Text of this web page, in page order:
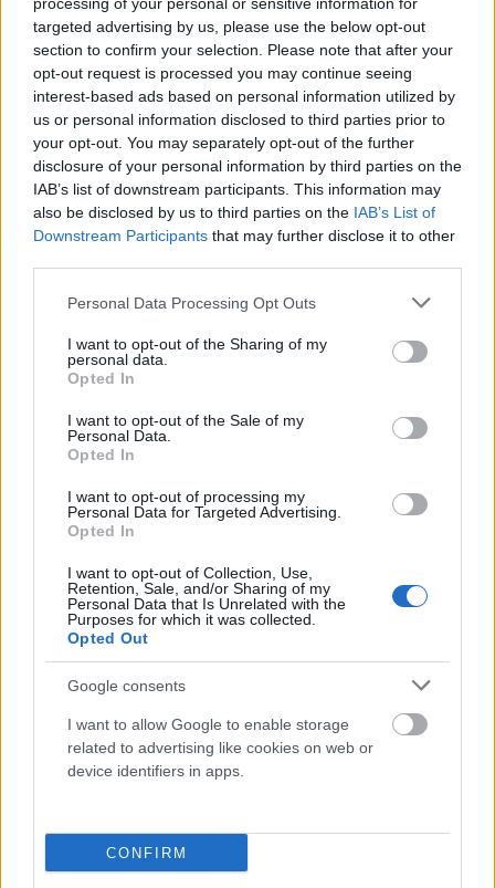
targeted advertising by us, please use the below opt-out
section to confirm your selection. Please note that after your
opt-out request is processed you may continue seeing
interest-based ads based on personal information utilized by
us or personal information disclosed to third parties prior to
your opt-out. You may separately opt-out of the further
disclosure of your personal information by third parties on the
IAB’s list of downstream participants. This information may
also be disclosed by us to third parties on the IAB’s List of
Downstream Participants that may further disclose it to other
Please note that this website/app uses one or more Google
not limited to your visit or usage behaviour. You may click to
grant or deny consent to Google and its third-party tags to
use your data for below specified purposes in below Google
consent section.
Personal Data Processing Opt Outs
I want to opt-out of the Sharing of my
personal data.
Opted In
I want to opt-out of the Sale of my
Personal Data.
Opted In
I want to opt-out of processing my
Personal Data for Targeted Advertising.
Opted In
I want to opt-out of Collection, Use,
Retention, Sale, and/or Sharing of my
Personal Data that Is Unrelated with the
Purposes for which it was collected.
Opted Out
Google consents
I want to allow Google to enable storage
related to advertising like cookies on web or
device identifiers in apps.
CONFIRM
is el tud indítani, kezdve a rendszer hibáitól, amivel az áldozatot
hazugsággal vádolják, egészen az áldozathibáztatásig, amelynek
eredményeként visszavonja vallomását, és vélelmezett hazugsága miatt
még a barátok is elpártolnak tőle. Az ügy ezzel le is zárul, egészen addig,
míg évekkel később egy egészen hasonló ügybe nem botlanak a
főszereplő nyomozónők. A minisorozat részeiben innentől kezdve azt
követhetjük nyomon, hogyan göngyölítik fel a hasonló eseteket és oldják
meg a rejtélyt. A történet érzelmileg megérintő, helyenként felkavaró,
részletesen mutatva be, hogyan hatott az erőszak az áldozatra és
változtatta meg teljes mértékben az életét. Bátran ajánlom mindenkinek,
aki szívesen elmerül az ilyen jellegű sorozatokban.
évadon át. Nem mondható átlagos nyomozónak, hiszen azon túl, hogy
fel akarja göngyölíteni az eseményeket és bizonyítékokat keresve helyt
állni a tárgyalásokon, szeretné megérteni azt is, hogyan és miért lesz
elkövető az adott személyből. Nem maga a bűntett érdekli, hanem azok a
titkok, mélyben, akár tudat alatt lappangó élmények, amelyek elvezetnek
hozzá. Csak győzzük kivárni. Éppen ez az, ami fenntartja a várakozást és
évadban másik eset után nyomoz, és mindegyik történetben talál is
valamit, ami a mélyben meghúzódik. Nehéz gyerekkor, nem megfelelő
szülői bánásmód, vallási fanatizmus, traumák, bántalmazások, hogy csak
nehézségeket: a múltból gyermekkori traumákat, rosszul működő
házasság nyomait hordozza, a jelenben fáradt, kissé talán kiégett fickó
benyomását kelti. Ezek az ügyek mégis kibillentik ebből az állapotból és
szívvel lélekkel, jóval túlmutatva a nyomozói feladaton tudja beletenni
minden energiáját. Aki pörgős sorozatot keres, annak nem ezt ajánlom,
aki viszont szereti, ha lassan, fokozatosan állnak össze egy lélektani
Previous article
„OLYAN JÓL CSINÁLTAD